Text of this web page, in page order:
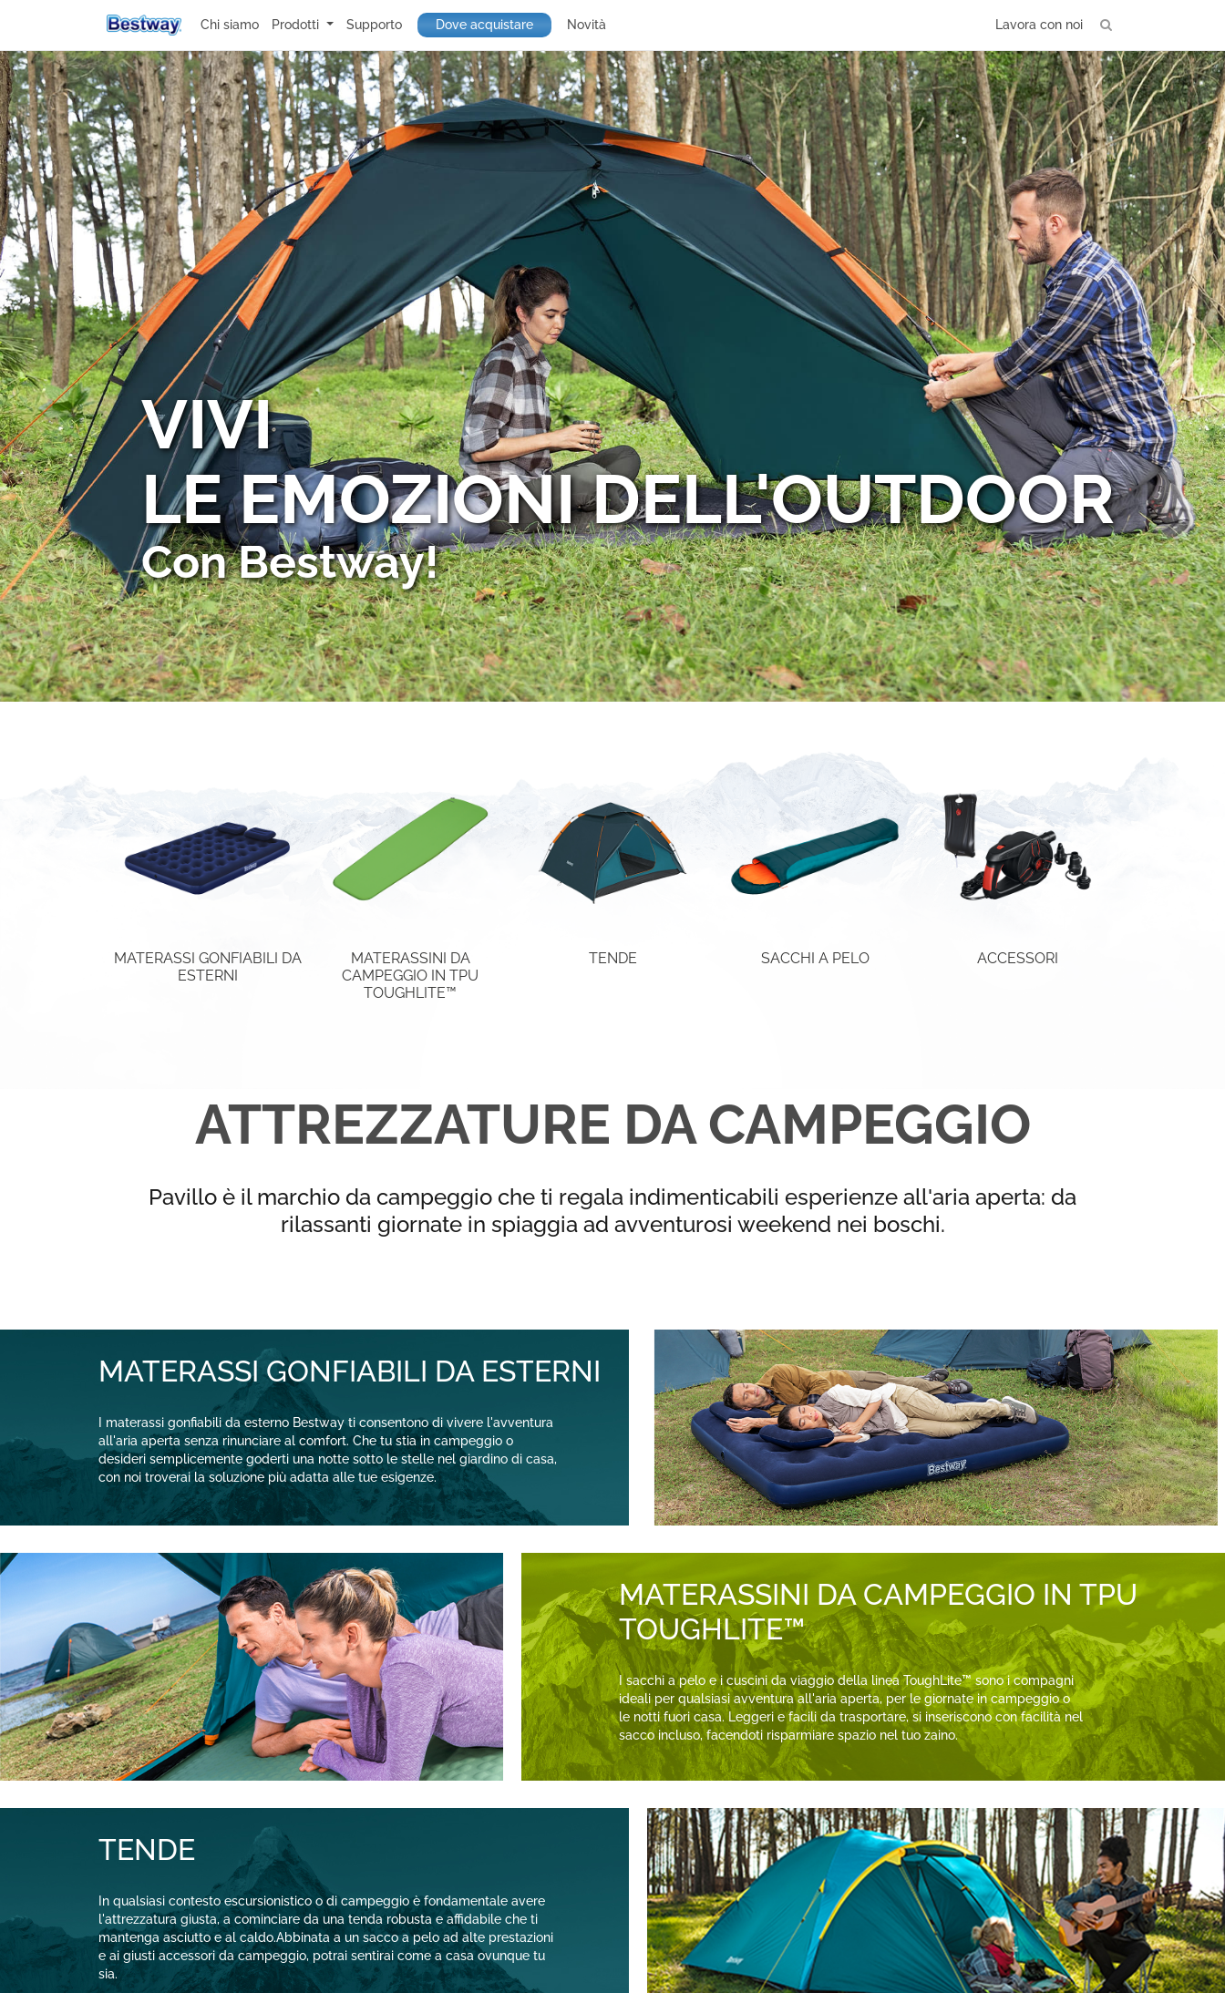
Chi siamo Prodotti Supporto Dove acquistare Novità Lavora con noi